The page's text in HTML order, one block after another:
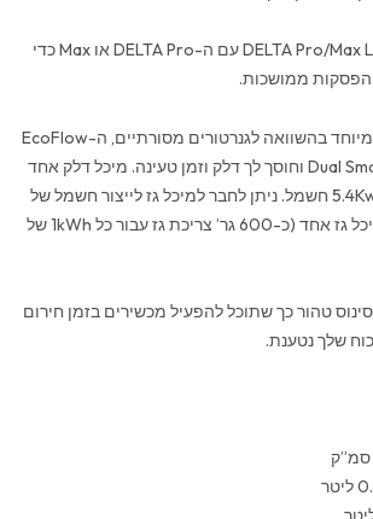
משתלב עם DELTA Pro/Max Link עם ה-DELTA Pro או Max כדי
ממושכות.
יעילות גבוהה במיוחד בהשוואה לגנרטורים מסורתיים, ה-EcoFlow
Dual Smart Generator וחוסך לך דלק וזמן טעינה. מיכל דלק אחד
מסוגל לספק 5.4Kwh חשמל. ניתן לחבר למיכל גז לייצור חשמל של
עד 20kWh במיכל גז אחד (כ-600 גר’ צריכת גז עבור כל 1kWh של
כולל יציאת AC סינוס טהור כך שתוכל להפעיל מכשירים בזמן חירום
שלך נטענת.